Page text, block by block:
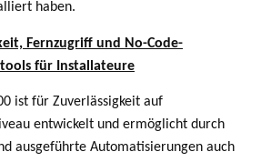
haben.
Fernzugriff und No-Code-
für Installateure
ist für Zuverlässigkeit auf
entwickelt und ermöglicht durch
ausgeführte Automatisierungen auch